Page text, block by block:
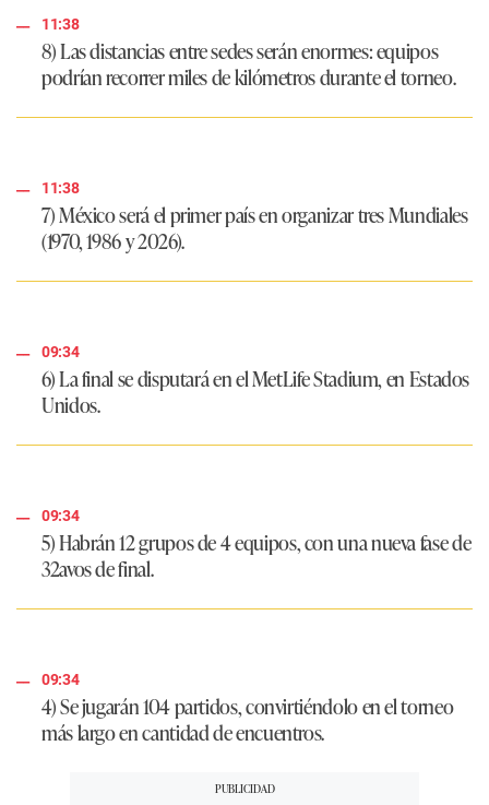
11:38
8) Las distancias entre sedes serán enormes: equipos
podrían recorrer miles de kilómetros durante el torneo.
11:38
7) México será elprimer país en organizar tres Mundiales
(1970, 1986 y 2026).
09:34
6) La final se disputará en el MetLife Stadium, en Estados
Unidos.
09:34
5) Habrán12 grupos de 4 equipos, con una nueva fase de
32avos de final.
09:34
4) Se jugarán104 partidos, convirtiéndolo en el torneo
más largo en cantidad de encuentros.